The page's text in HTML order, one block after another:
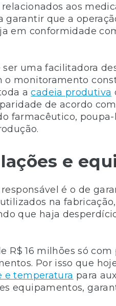
aos
que a
em conformidade
uma facilitadora
monitoramento
acadeia produtiva
de acordo
farmacêutico,
e
é o de
na
que haja
R$ 16 milhões só
Por isso que
e temperatura para
equipamentos,